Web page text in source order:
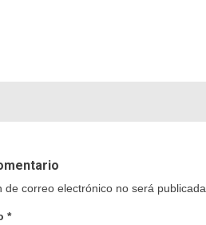
de correo electrónico no será publicada.
*